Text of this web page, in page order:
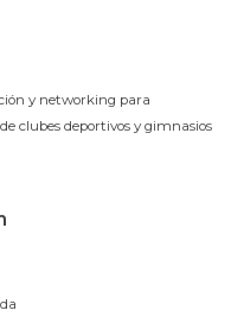
y networking para
clubes deportivos y gimnasios